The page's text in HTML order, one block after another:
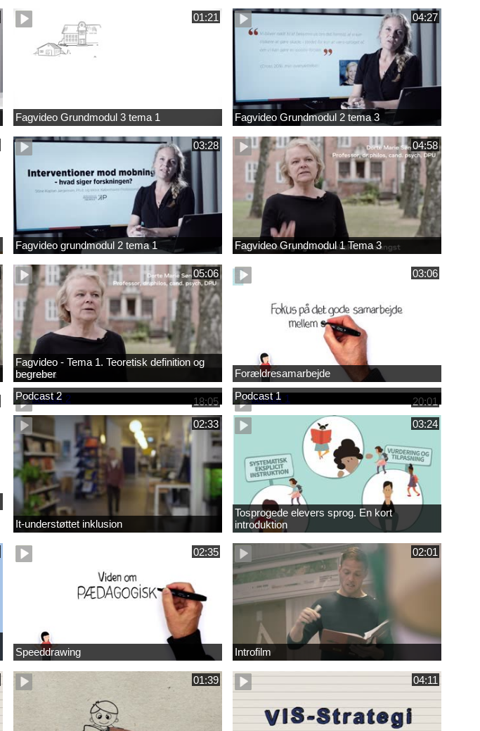
01:21
Fagvideo Grundmodul 3 tema 1
04:27
Fagvideo Grundmodul 2 tema 3
03:28
Fagvideo grundmodul 2 tema 1
04:58
Fagvideo Grundmodul 1 Tema 3
05:06
Fagvideo - Tema 1. Teoretisk definition og
begreber
03:06
Forældresamarbejde
18:05
Podcast 2 20:01
Podcast 1
02:33
It-understøttet inklusion
03:24
Tosprogede elevers sprog. En kort
introduktion
02:35
Speeddrawing
02:01
Introfilm
01:39 04:11